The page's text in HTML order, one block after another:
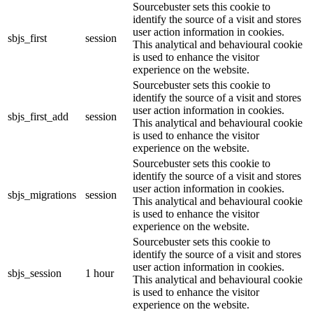
sbjs_first session
Sourcebuster sets this cookie to
identify the source of a visit and stores
user action information in cookies.
This analytical and behavioural cookie
is used to enhance the visitor
experience on the website.
sbjs_first_add session
Sourcebuster sets this cookie to
identify the source of a visit and stores
user action information in cookies.
This analytical and behavioural cookie
is used to enhance the visitor
experience on the website.
sbjs_migrations session
Sourcebuster sets this cookie to
identify the source of a visit and stores
user action information in cookies.
This analytical and behavioural cookie
is used to enhance the visitor
experience on the website.
sbjs_session 1 hour
Sourcebuster sets this cookie to
identify the source of a visit and stores
user action information in cookies.
This analytical and behavioural cookie
is used to enhance the visitor
experience on the website.